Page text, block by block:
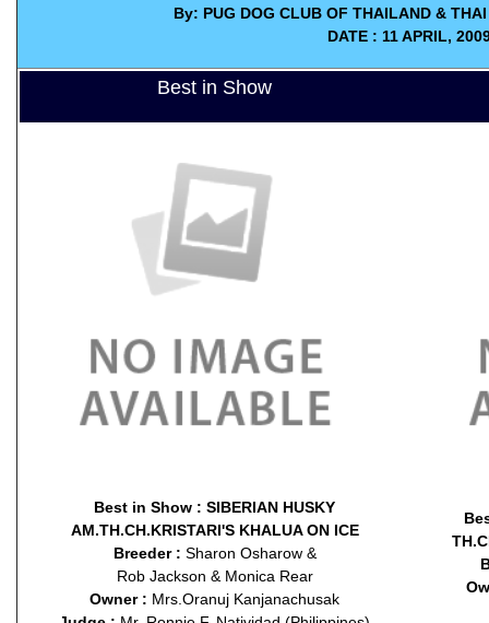
By: PUG DOG CLUB OF THAILAND &
DATE : 11 APRIL,
Best in Show
Best in Show : SIBERIAN HUSKY
AM.TH.CH.KRISTARI'S KHALUA ON ICE
Breeder : Sharon Osharow &
Rob Jackson & Monica Rear
Owner : Mrs.Oranuj Kanjanachusak